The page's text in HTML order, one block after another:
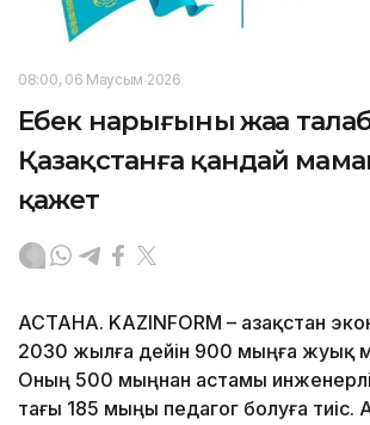
08:00, 06 Маусым 2026
Еңбек нарығының жаңа
Қазақстанға қандай
қажет
АСТАНА. KAZINFORM – Қазақстан
2030 жылға дейін 900 мыңға жуық
Оның 500 мыңнан астамы
тағы 185 мыңы педагог болуға тиіс.